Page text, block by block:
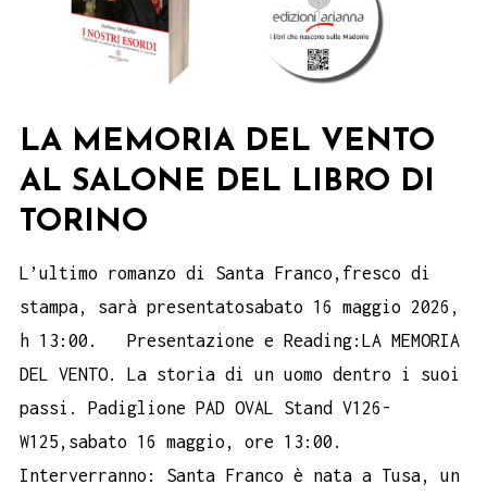
LA MEMORIA DEL VENTO
AL SALONE DEL LIBRO DI
TORINO
L’ultimo romanzo di Santa Franco,fresco di
stampa, sarà presentatosabato 16 maggio 2026,
h 13:00. Presentazione e Reading:LA MEMORIA
DEL VENTO. La storia di un uomo dentro i suoi
passi. Padiglione PAD OVAL Stand V126-
W125,sabato 16 maggio, ore 13:00.
Interverranno: Santa Franco è nata a Tusa, un